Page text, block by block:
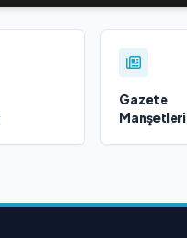
Gazete
Manşetleri